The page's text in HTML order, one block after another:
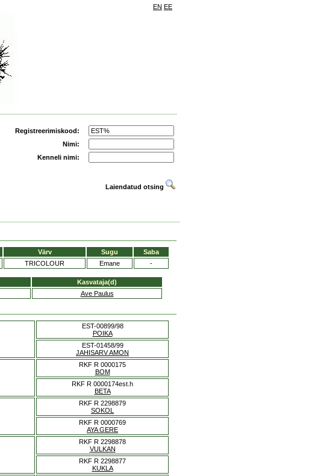
EN EE
Registreerimiskood:
Nimi:
Kenneli nimi:
Laiendatud otsing
Värv Sugu
Saba
TRICOLOUR Emane -
Kasvataja(d)
Ave Paulus
EST-00899/98
POIKA
EST-01458/99
JAHISARV AMON
RKF R 0000175
BOM
RKF R 0000174est.h
BETA
RKF R 2298879
SOKOL
RKF R 0000769
AYA GERE
RKF R 2298878
VULKAN
RKF R 2298877
KUKLA